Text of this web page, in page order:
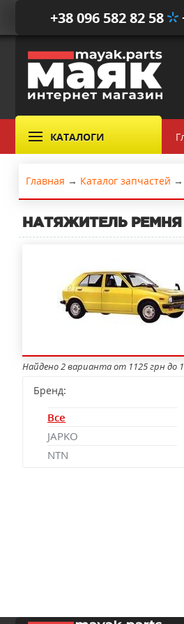
+38 096 582 82 58
КАТАЛОГИ
Главная → Каталог запчастей →
НАТЯЖИТЕЛЬ РЕМНЯ
Найдено 2 варианта от 1125 грн до
Бренд:
Все
JAPKO
NTN